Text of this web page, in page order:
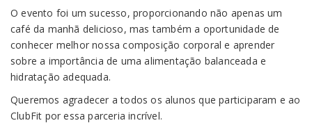
O evento foi um sucesso, proporcionando não apenas um
café da manhã delicioso, mas também a oportunidade de
conhecer melhor nossa composição corporal e aprender
sobre a importância de uma alimentação balanceada e
hidratação adequada.
Queremos agradecer a todos os alunos que participaram e ao
ClubFit por essa parceria incrível.